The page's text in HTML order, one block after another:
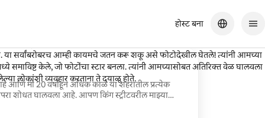
होस्ट बना
आणि मी 20 वर्षांहून अधिक काळ या शहरातील प्रत्येक
शोधत घालवला आहे. आपण किंग स्ट्रीटवरील माझ्या
संपूर्ण सेशनमध्ये तुम्हाला मार्गदर्शन करेन, जेणेकरून
या सर्वांबरोबरच आम्ही कायमचे जतन करू शकू असे फोटोदेखील घेतले! त्यांनी आमच्या
समाविष्ट केले, जो फोटोंचा स्टार बनला. त्यांनी आमच्यासोबत अतिरिक्त वेळ घालवला
लोकांशी व्यवहार करताना ते दयाळू होते.